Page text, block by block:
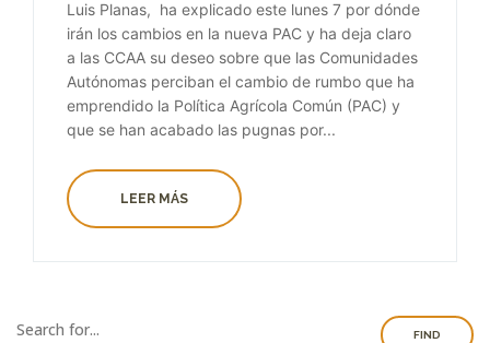
Luis Planas, ha explicado este lunes 7 por dónde
irán los cambios en la nueva PAC y ha deja claro
a las CCAA su deseo sobre que las Comunidades
Autónomas perciban el cambio de rumbo que ha
emprendido la Política Agrícola Común (PAC) y
que se han acabado las pugnas por...
LEER MÁS
FIND